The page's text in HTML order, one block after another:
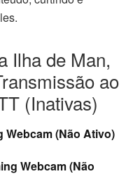
Ilha de Man,
ao
(Inativas)
Webcam (Não Ativo)
Webcam (Não